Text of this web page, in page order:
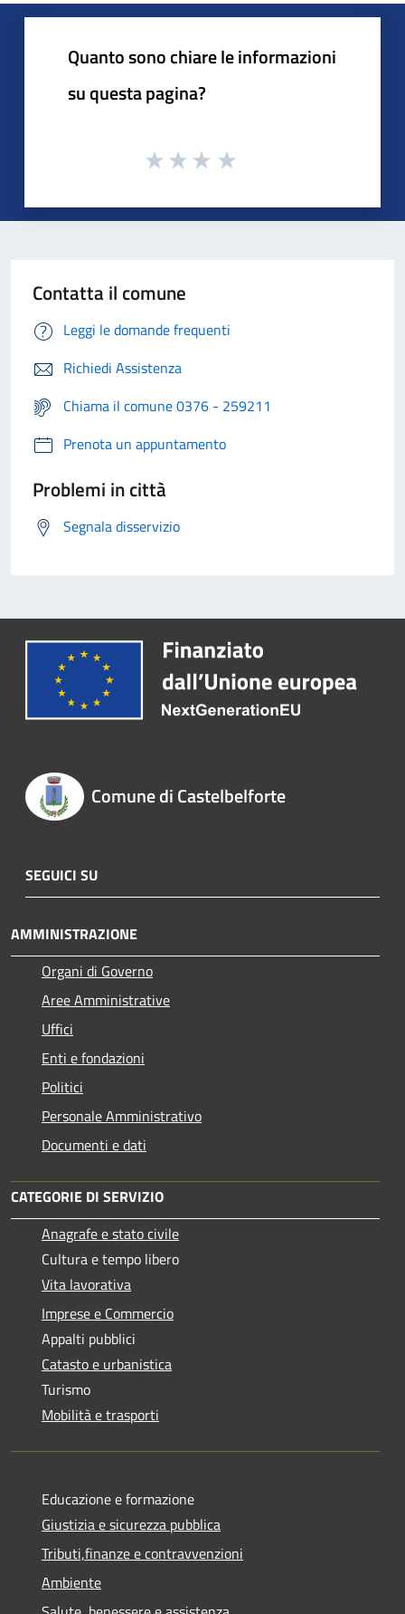
Quanto sono chiare le informazioni
su questa pagina?
Contatta il comune
Leggi le domande frequenti
Richiedi Assistenza
Chiama il comune 0376 - 259211
Prenota un appuntamento
Problemi in città
Segnala disservizio
Comune di Castelbelforte
SEGUICI SU
AMMINISTRAZIONE
Organi di Governo
Aree Amministrative
Uffici
Enti e fondazioni
Politici
Personale Amministrativo
Documenti e dati
CATEGORIE DI SERVIZIO
Anagrafe e stato civile
Cultura e tempo libero
Vita lavorativa
Imprese e Commercio
Appalti pubblici
Catasto e urbanistica
Turismo
Mobilità e trasporti
Educazione e formazione
Giustizia e sicurezza pubblica
Tributi,finanze e contravvenzioni
Ambiente